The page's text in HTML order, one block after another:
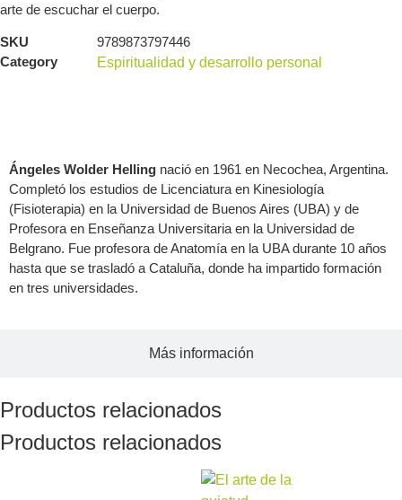
arte de escuchar el cuerpo.
SKU
9789873797446
Category
Espiritualidad y desarrollo personal
Más información
Ángeles Wolder Helling nació en 1961 en Necochea, Argentina.
Completó los estudios de Licenciatura en Kinesiología
(Fisioterapia) en la Universidad de Buenos Aires (UBA) y de
Profesora en Enseñanza Universitaria en la Universidad de
Belgrano. Fue profesora de Anatomía en la UBA durante 10 años
hasta que se trasladó a Cataluña, donde ha impartido formación
en tres universidades.
Productos relacionados
Productos relacionados